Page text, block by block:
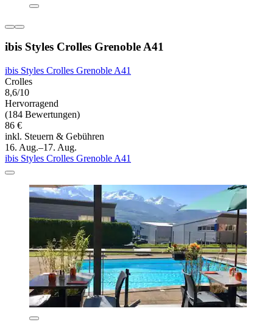
ibis Styles Crolles Grenoble A41
ibis Styles Crolles Grenoble A41
Crolles
8,6/10
Hervorragend
(184 Bewertungen)
86 €
inkl. Steuern & Gebühren
16. Aug.–17. Aug.
ibis Styles Crolles Grenoble A41